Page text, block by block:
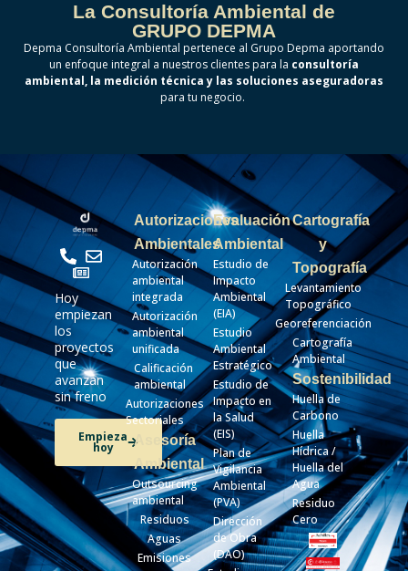
La Consultoría Ambiental de
GRUPO DEPMA
Depma Consultoría Ambiental pertenece al Grupo Depma aportando
un enfoque integral a nuestros clientes para la consultoría
ambiental, la medición técnica y las soluciones aseguradoras
para tu negocio.
Hoy
empiezan
los
proyectos
que
avanzan
sin freno
Empieza
hoy
Autorizaciones
Ambientales
Autorización
ambiental
integrada
Autorización
ambiental
unificada
Calificación
ambiental
Autorizaciones
Sectoriales
Asesoría
Ambiental
Outsourcing
ambiental
Residuos
Aguas
Emisiones
Evaluación
Ambiental
Estudio de
Impacto
Ambiental
(EIA)
Estudio
Ambiental
Estratégico
Estudio de
Impacto en
la Salud
(EIS)
Plan de
Vigilancia
Ambiental
(PVA)
Dirección
de Obra
(DAO)
Cartografía
y
Topografía
Levantamiento
Topográfico
Georeferenciación
Cartografía
Ambiental
Sostenibilidad
Huella de
Carbono
Huella
Hídrica /
Huella del
Agua
Residuo
Cero